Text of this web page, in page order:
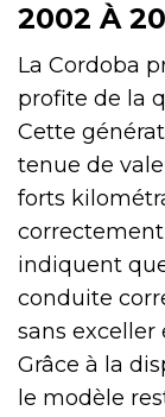
2002 À
La Cordoba
profite de la
Cette
tenue de
forts
indiquent
conduite
sans exceller
Grâce à la
le modèle